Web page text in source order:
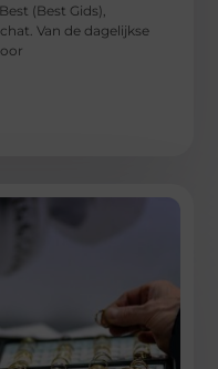
(Best Gids),
Van de dagelijkse